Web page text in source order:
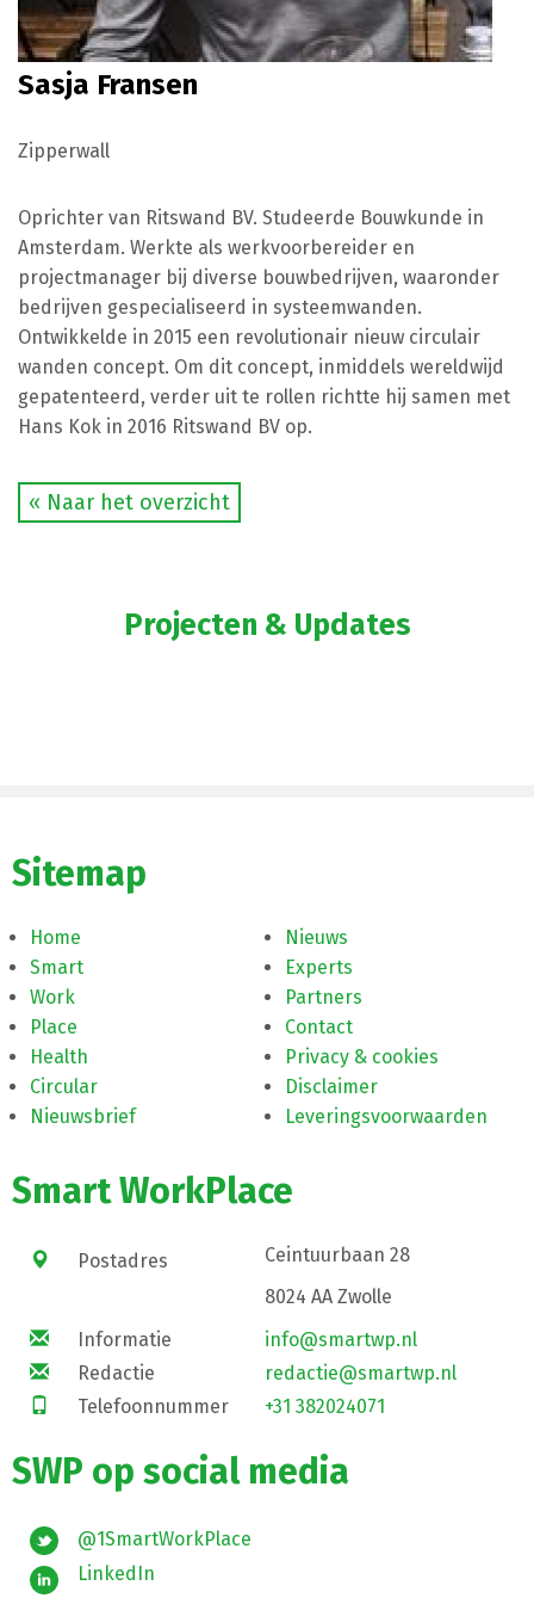
Sasja Fransen
Zipperwall
Oprichter van Ritswand BV. Studeerde Bouwkunde in
Amsterdam. Werkte als werkvoorbereider en
projectmanager bij diverse bouwbedrijven, waaronder
bedrijven gespecialiseerd in systeemwanden.
Ontwikkelde in 2015 een revolutionair nieuw circulair
wanden concept. Om dit concept, inmiddels wereldwijd
gepatenteerd, verder uit te rollen richtte hij samen met
Hans Kok in 2016 Ritswand BV op.
« Naar het overzicht
Projecten & Updates
Sitemap
Home
Smart
Work
Place
Health
Circular
Nieuwsbrief
Nieuws
Experts
Partners
Contact
Privacy & cookies
Disclaimer
Leveringsvoorwaarden
Smart WorkPlace
Postadres
Ceintuurbaan 28
8024 AA Zwolle
Informatie
info@smartwp.nl
Redactie
redactie@smartwp.nl
Telefoonnummer
+31 382024071
SWP op social media
@1SmartWorkPlace
LinkedIn